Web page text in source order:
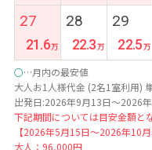
27
21.6
28
22.3
29
22.5
○…月内の最安値
大人お1人様代金 (2名1室利用)
出発日:2026年9月13日～2026
下記期間については目安金額と
【2026年5月15日～2026年
大人：96,000円